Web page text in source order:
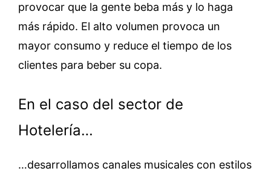
provocar que la gente beba más y lo haga
más rápido. El alto volumen provoca un
mayor consumo y reduce el tiempo de los
clientes para beber su copa.
En el caso del sector de
Hotelería…
…desarrollamos canales musicales con estilos